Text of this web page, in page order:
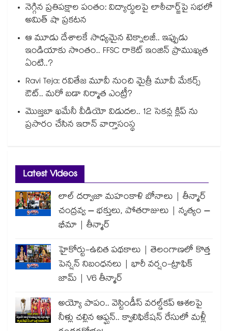
నెగ్గిన ప్రతిపక్షాల పంతం: విద్యార్థులపై లాఠీచార్జ్‎పై సభలో
అమిత్ షా ప్రకటన
ఆ మూడు దేశాలకే సాధ్యమైన టెక్నాలజీ.. ఇప్పుడు
ఇండియాకు సొంతం.. FFSC రాకెట్ ఇంజిన్ ప్రాముఖ్యత
ఏంటి..?
Ravi Teja: రవితేజ మూవీ నుంచి మైత్రీ మూవీ మేకర్స్
ఔట్.. మరో బడా నిర్మాత ఎంట్రీ?
మొజ్తబా ఖమేనీ వీడియో విడుదల.. 12 సెకన్ల క్లిప్ ను
ప్రసారం చేసిన ఇరాన్ వార్తాసంస్థ
Latest Videos
లాల్ దర్వాజా మహంకాళి బోనాలు | తీన్మార్
చంద్రవ్వ – భక్తులు, పోతరాజులు | నృత్యం –
భీమా | తీన్మార్
హైకోర్టు-ఉచిత పథకాలు | తెలంగాణలో కొత్త
పెన్షన్ నిబంధనలు | భారీ వర్షం-ట్రాఫిక్
జామ్ | V6 తీన్మార్
అయ్యో పాపం.. వెస్టిండీస్ వరల్డ్‌కప్ ఆశలపై
నీళ్లు చల్లిన ఆఫ్ఘన్.. క్వాలిఫికేషన్ రేసులో మళ్లీ